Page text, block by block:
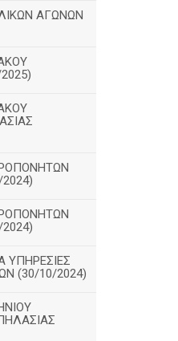
ΑΓΩΝΩΝ
ΥΠΗΡΕΣΙΕΣ
(30/10/2024)